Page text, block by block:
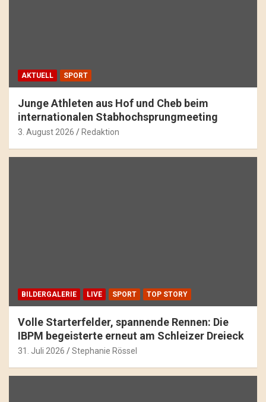
AKTUELL SPORT
Junge Athleten aus Hof und Cheb beim
internationalen Stabhochsprungmeeting
3. August 2026 Redaktion
BILDERGALERIE LIVE SPORT TOP STORY
Volle Starterfelder, spannende Rennen: Die
IBPM begeisterte erneut am Schleizer Dreieck
31. Juli 2026 Stephanie Rössel